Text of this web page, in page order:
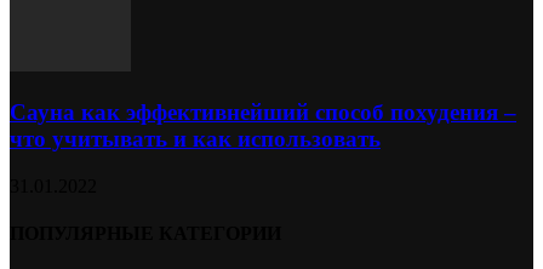
Сауна как эффективнейший способ похудения –
что учитывать и как использовать